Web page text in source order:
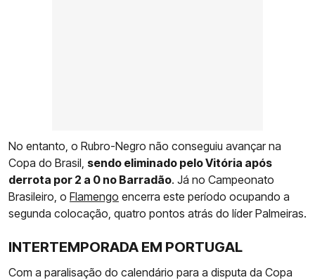
No entanto, o Rubro-Negro não conseguiu avançar na
Copa do Brasil, sendo eliminado pelo Vitória após
derrota por 2 a 0 no Barradão. Já no Campeonato
Brasileiro, o Flamengo encerra este período ocupando a
segunda colocação, quatro pontos atrás do líder Palmeiras.
INTERTEMPORADA EM PORTUGAL
Com a paralisação do calendário para a disputa da Copa